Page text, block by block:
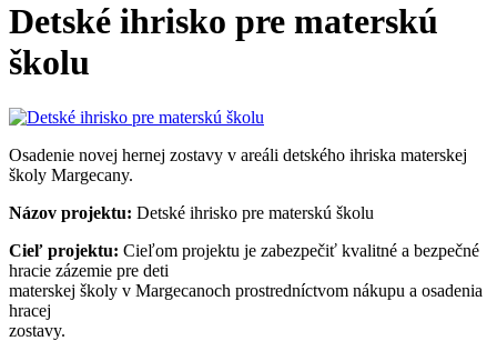
Detské ihrisko pre materskú
školu
Osadenie novej hernej zostavy v areáli detského ihriska materskej
školy Margecany.
Názov projektu: Detské ihrisko pre materskú školu
Cieľ projektu: Cieľom projektu je zabezpečiť kvalitné a bezpečné
hracie zázemie pre deti
materskej školy v Margecanoch prostredníctvom nákupu a osadenia
hracej
zostavy.